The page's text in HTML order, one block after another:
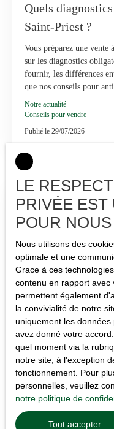
Quels
Saint-Priest ?
Vous préparez une vente
sur les diagnostics
fournir, les différences
que nos conseils pour
Grâce à
votre transaction et
Notre actualité
Conseils pour vendre
Publié le 29/07/2026
Comment vendre
travaux à Saint-
Vous souhaitez vendre
Priest ? Découvrez nos
logement, le valoriser
mettre en place une
LE
PRIVÉE
POUR NOUS
Nous utilisons des
optimale et une
Grace à ces
contenu en rapport avec
permettent également
la convivialité de notre
uniquement les
avez donné votre
quel moment via la
notre site, à l'exception
fonctionnement. Pour
personnelles, veuillez
notre politique de
Tout accepter